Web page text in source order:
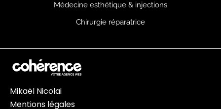
Médecine esthétique & injections
Chirurgie réparatrice
Mikaël Nicolaï
Mentions légales